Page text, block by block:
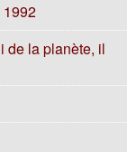
1992
de la planète, il